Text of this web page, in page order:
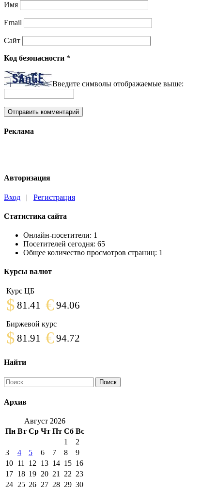
Имя
Email
Сайт
Код безопасности *
Введите символы отображаемые выше:
Реклама
Авторизация
Вход | Регистрация
Статистика сайта
Онлайн-посетители: 1
Посетителей сегодня: 65
Общее количество просмотров страниц: 1
Курсы валют
Курс ЦБ
$ 81.41 € 94.06
Биржевой курс
$ 81.91 € 94.72
Найти
Найти:
Архив
Август 2026
Пн Вт Ср Чт Пт Сб Вс
1
2
3
4 5 6 7 8
9
10 11 12 13 14 15 16
17 18 19 20 21 22 23
24 25 26 27 28 29 30